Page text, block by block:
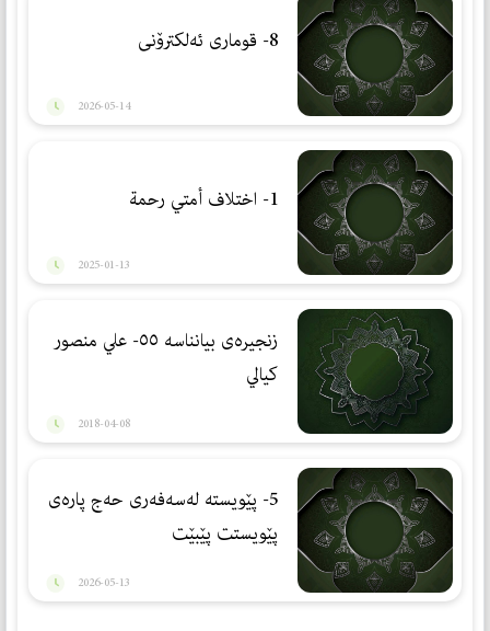
8- قوماری ئەلكترۆنی
2026-05-14
1- اختلاف أمتي رحمة
2025-01-13
زنجیرەی بیانناسە ٥٥- علي منصور
كيالي
2018-04-08
5- پێویستە لەسەفەری حەج پارەی
پێویستت پێبێت
2026-05-13